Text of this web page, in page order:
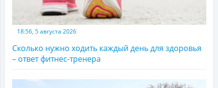
18:56, 5 августа 2026
Сколько нужно ходить каждый день для здоровья
– ответ фитнес-тренера